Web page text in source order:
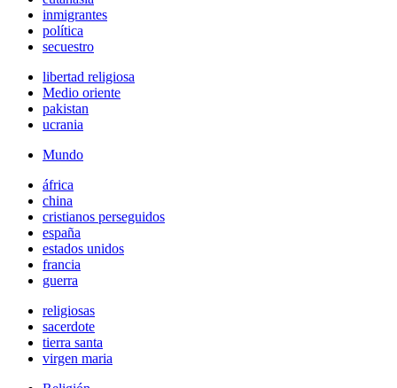
inmigrantes
política
secuestro
libertad religiosa
Medio oriente
pakistan
ucrania
Mundo
áfrica
china
cristianos perseguidos
españa
estados unidos
francia
guerra
religiosas
sacerdote
tierra santa
virgen maria